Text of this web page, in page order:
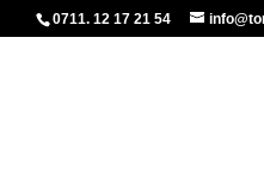
0711. 12 17 21 54